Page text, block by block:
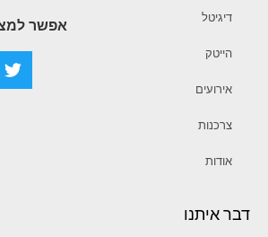
דיגיטל
הייטק
אירועים
צרכנות
אודות
אפשר
דבר איתנו